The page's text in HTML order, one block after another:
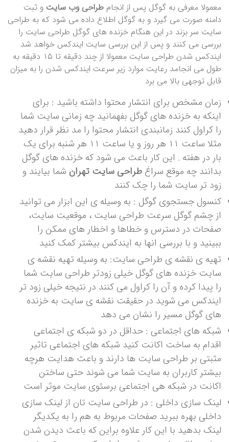
معمولا معرفی به گوگل پس از انجام طراحی وب سایت و ثبت
دامنه صورت می گیرد و به گوگل اطلاع داده می شود که به طراحی
سایت سر بزند در این هنگام خزنده های گوگل طراحی سایت را
بررسی می کنند و پس از این بررسی سایت ایندکس خواهد شد
ایندکس شدن طراحی سایت معمولا از چند دقیقه تا ۱۵ دقیقه به
طول می انجامد رعایت موارد زیر سرعت ایندکس شدن را به میزان
قابل توجهی بالا می برد
زمان مشخص برای انتشار محتوا داشته باشید : برای
اینکه به خزنده های گوگل بفهمانید چه زمانی سایت شما
را کراول کنند زمانبندی انتشار محتوا را مد نظر قرار دهید
مثلا ساعت ۱۱ هر روز و یا ساعت ۱۱ هر شنبه برای یک
بار در هفته . این کار باعث می شود که خزنده های گوگل
بدانند چه موقع سراغ طراحی سایت تهران شما بیایند و
زود تر سایت شما را چک کنند
کنسول جستجوی گوگل : به وسیله ی این ابزار می توانید
از چشم گوگل سرعت طراحی سایت ، موقعیت سایت،
صفحات در دسترس و خطاها و اخطار های ممکن را
ببینید و با بررسی انها به ایندکس بیشتر کمک کنید
تهیه ی نقشه ی طراحی سایت: به وسیله تهیه نقشه ی
سایت خزنده های گوگل خیلی زودتر طراحی سایت شما
را پیدا کرده و آن را کراول می کنند در نتیجه خیلی زود تر
ایندکس می شوید در حقیقت نقشه ی سایت به خزنده
های گوگل مسیر را نشان می دهد
شبکه های اجتماعی : حداقل در دو شبکه ی اجتماعی
اقدام به ساخت اکانت کنید شبکه های اجتماعی تاثیر
مثبتی بر طراحی سایت ها دارند و باعث هدایت هرچه
بیشتر کاربران به سایت شما می شوند حتی ساختن
اکانت در شبکه هی اجتماعی برسئوی سایت موثر است
لینک سازی داخلی : در طراحی سایت تان از لینک سازی
داخلی بهره ببرید صفحات مربوط به هم را به یکدیگر
لینک بدهید با این کار علاوه براین که باعث دیدن شدن